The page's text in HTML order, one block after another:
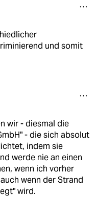
und somit
wir - diesmal die
- die sich absolut
indem sie
werde nie an einen
wenn ich vorher
wenn der Strand
wird.